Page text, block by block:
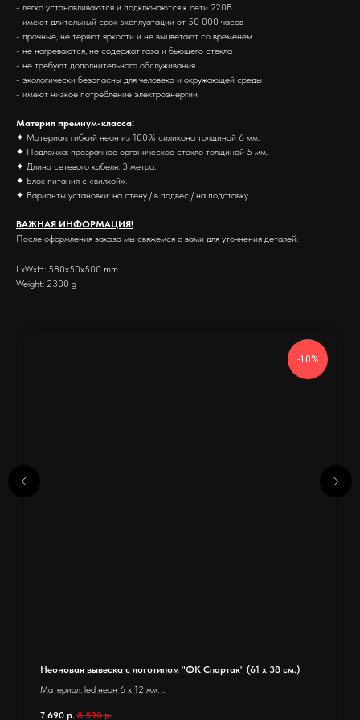
- легко устанавливаются и подключаются к сети 220В
- имеют длительный срок эксплуатации от 50 000 часов
- прочные, не теряют яркости и не выцветают со временем
- не нагреваются, не содержат газа и бьющего стекла
- не требуют дополнительного обслуживания
- экологически безопасны для человека и окружающей среды
- имеют низкое потребление электроэнергии
Материл премиум-класса:
✦ Материал: гибкий неон из 100% силикона толщиной 6 мм.
✦ Подложка: прозрачное органическое стекло толщиной 5 мм.
✦ Длина сетевого кабеля: 3 метра.
✦ Блок питания с «вилкой».
✦ Варианты установки: на стену / в подвес / на подставку
ВАЖНАЯ ИНФОРМАЦИЯ!
После оформления заказа мы свяжемся с вами для уточнения деталей.
LxWxH: 580x50x500 mm
Weight: 2300 g
-10%
Неоновая вывеска с логотипом "ФК Спартак" (61 х 38 см.)
Материал: led неон 6 x 12 мм.
7 690 р. 8 590 р.